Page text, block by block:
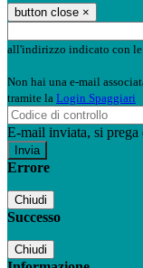
button close ×
all'indirizzo indicato con le
Non hai una e-mail
tramite la Login Spaggiari
E-mail inviata, si prega
Errore
Chiudi
Successo
Chiudi